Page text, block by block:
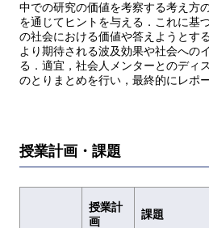
中での研究の価値を考察する考え方
を通じてヒントを与える．これに基
の社会における価値や答えようとす
より期待される波及効果や社会への
る．適宜，社会人メンターとのディ
のとりまとめを行い，最終的にレポ
授業計画・課題
授業計
画
課題